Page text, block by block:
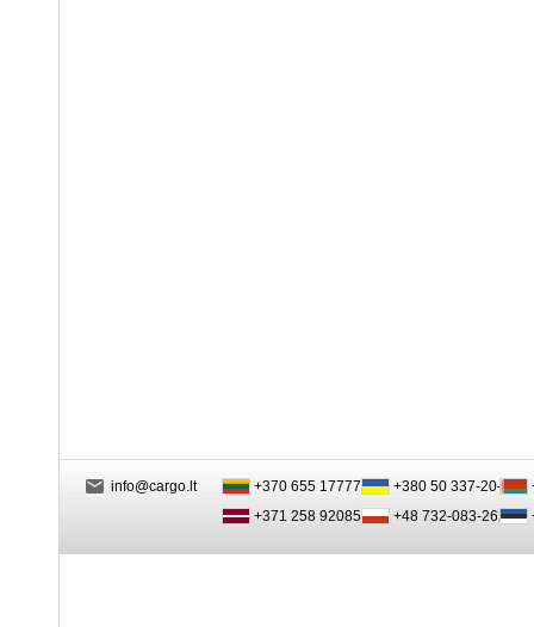
info@cargo.lt
+370 655 17777
+371 258 92085
+380 50 337-20-47
+48 732-083-262